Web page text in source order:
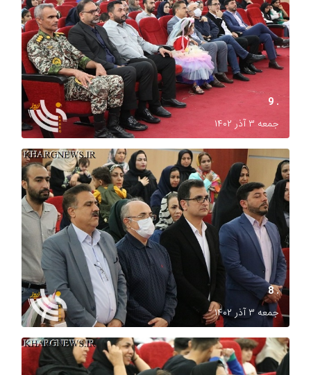
. 9
جمعه ۳ آذر ۱۴۰۲
. 8
جمعه ۳ آذر ۱۴۰۲